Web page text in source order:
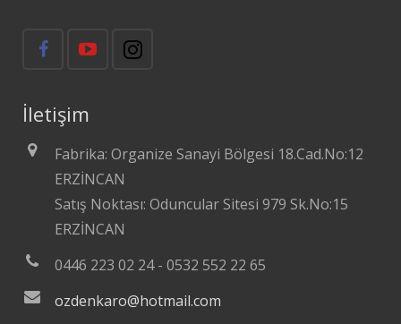
İletişim
Fabrika: Organize Sanayi Bölgesi 18.Cad.No:12
ERZİNCAN
Satış Noktası: Oduncular Sitesi 979 Sk.No:15
ERZİNCAN
0446 223 02 24 - 0532 552 22 65
ozdenkaro@hotmail.com